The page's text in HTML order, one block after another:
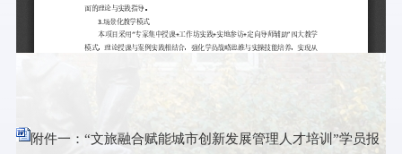
附件一：“文旅融合赋能城市创新发展管理人才培训”学员报